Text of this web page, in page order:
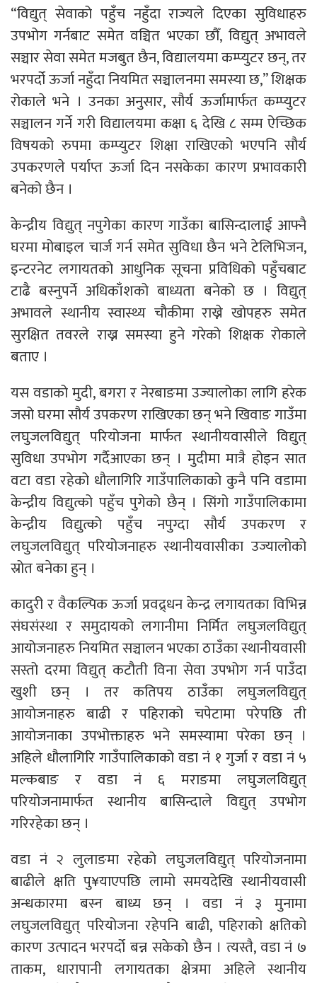
“विद्युत् सेवाको पहुँच नहुँदा राज्यले दिएका सुविधाहरु
उपभोग गर्नबाट समेत वञ्चित भएका छौँ, विद्युत् अभावले
सञ्चार सेवा समेत मजबुत छैन, विद्यालयमा कम्प्युटर छन्, तर
भरपर्दो ऊर्जा नहुँदा नियमित सञ्चालनमा समस्या छ,” शिक्षक
रोकाले भने । उनका अनुसार, सौर्य ऊर्जामार्फत कम्प्युटर
सञ्चालन गर्ने गरी विद्यालयमा कक्षा ६ देखि ८ सम्म ऐच्छिक
विषयको रुपमा कम्प्युटर शिक्षा राखिएको भएपनि सौर्य
उपकरणले पर्याप्त ऊर्जा दिन नसकेका कारण प्रभावकारी
बनेको छैन ।
केन्द्रीय विद्युत् नपुगेका कारण गाउँका बासिन्दालाई आफ्नै
घरमा मोबाइल चार्ज गर्न समेत सुविधा छैन भने टेलिभिजन,
इन्टरनेट लगायतको आधुनिक सूचना प्रविधिको पहुँचबाट
टाढै बस्नुपर्ने अधिकाँशको बाध्यता बनेको छ । विद्युत्
अभावले स्थानीय स्वास्थ्य चौकीमा राख्ने खोपहरु समेत
सुरक्षित तवरले राख्न समस्या हुने गरेको शिक्षक रोकाले
बताए ।
यस वडाको मुदी, बगरा र नेरबाङमा उज्यालोका लागि हरेक
जसो घरमा सौर्य उपकरण राखिएका छन् भने खिवाङ गाउँमा
लघुजलविद्युत् परियोजना मार्फत स्थानीयवासीले विद्युत्
सुविधा उपभोग गर्दैआएका छन् । मुदीमा मात्रै होइन सात
वटा वडा रहेको धौलागिरि गाउँपालिकाको कुनै पनि वडामा
केन्द्रीय विद्युत्को पहुँच पुगेको छैन् । सिंगो गाउँपालिकामा
केन्द्रीय विद्युत्को पहुँच नपुग्दा सौर्य उपकरण र
लघुजलविद्युत् परियोजनाहरु स्थानीयवासीका उज्यालोको
स्रोत बनेका हुन् ।
कादुरी र वैकल्पिक ऊर्जा प्रवद्र्धन केन्द्र लगायतका विभिन्न
संघसंस्था र समुदायको लगानीमा निर्मित लघुजलविद्युत्
आयोजनाहरु नियमित सञ्चालन भएका ठाउँका स्थानीयवासी
सस्तो दरमा विद्युत् कटौती विना सेवा उपभोग गर्न पाउँदा
खुशी छन् । तर कतिपय ठाउँका लघुजलविद्युत्
आयोजनाहरु बाढी र पहिराको चपेटामा परेपछि ती
आयोजनाका उपभोक्ताहरु भने समस्यामा परेका छन् ।
अहिले धौलागिरि गाउँपालिकाको वडा नं १ गुर्जा र वडा नं ५
मल्कबाङ र वडा नं ६ मराङमा लघुजलविद्युत्
परियोजनामार्फत स्थानीय बासिन्दाले विद्युत् उपभोग
गरिरहेका छन् ।
वडा नं २ लुलाङमा रहेको लघुजलविद्युत् परियोजनामा
बाढीले क्षति पु¥याएपछि लामो समयदेखि स्थानीयवासी
अन्धकारमा बस्न बाध्य छन् । वडा नं ३ मुनामा
लघुजलविद्युत् परियोजना रहेपनि बाढी, पहिराको क्षतिको
कारण उत्पादन भरपर्दो बन्न सकेको छैन । त्यस्तै, वडा नं ७
ताकम, धारापानी लगायतका क्षेत्रमा अहिले स्थानीय